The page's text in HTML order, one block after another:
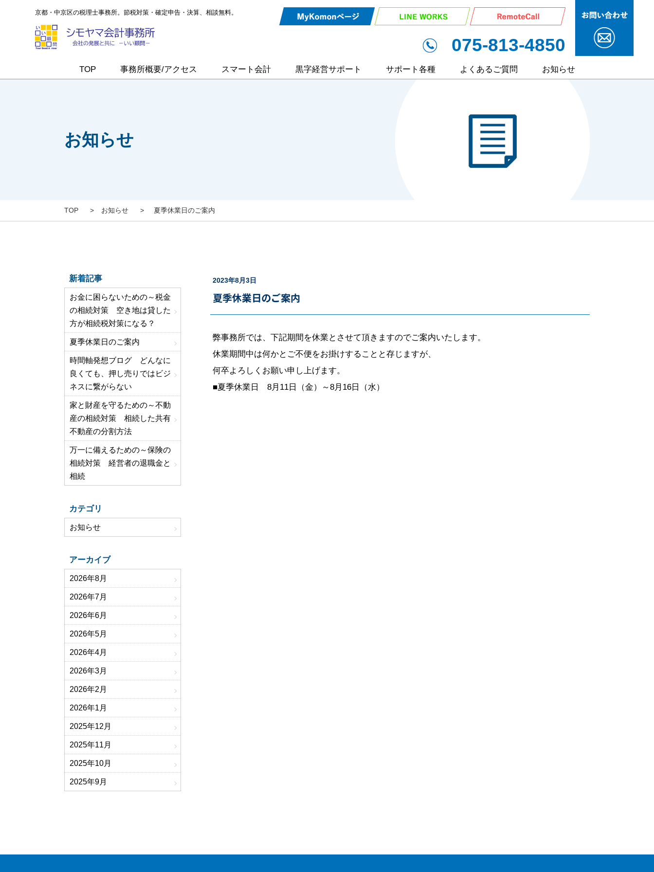
京都・中京区の税理士事務所。節税対策・確定申告・決算、相談無料。
075-813-4850
TOP 事務所概要/アクセス スマート会計 黒字経営サポート サポート各種 よくあるご質問 お知らせ
お知らせ
TOP > お知らせ > 夏季休業日のご案内
新着記事
お金に困らないための～税金
の相続対策 空き地は貸した
方が相続税対策になる？
夏季休業日のご案内
時間軸発想ブログ どんなに
良くても、押し売りではビジ
ネスに繋がらない
家と財産を守るための～不動
産の相続対策 相続した共有
不動産の分割方法
万一に備えるための～保険の
相続対策 経営者の退職金と
相続
カテゴリ
お知らせ
アーカイブ
2026年8月
2026年7月
2026年6月
2026年5月
2026年4月
2026年3月
2026年2月
2026年1月
2025年12月
2025年11月
2025年10月
2025年9月
2023年8月3日
夏季休業日のご案内
弊事務所では、下記期間を休業とさせて頂きますのでご案内いたします。
休業期間中は何かとご不便をお掛けすることと存じますが、
何卒よろしくお願い申し上げます。
■夏季休業日 8月11日（金）～8月16日（水）